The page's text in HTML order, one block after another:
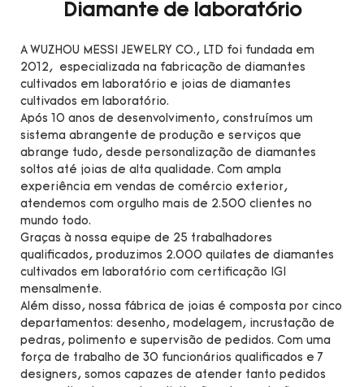
Diamante de laboratório
A WUZHOU MESSI JEWELRY CO., LTD foi fundada em
2012, especializada na fabricação de diamantes
cultivados em laboratório e joias de diamantes
cultivados em laboratório.
Após 10 anos de desenvolvimento, construímos um
sistema abrangente de produção e serviços que
abrange tudo, desde personalização de diamantes
soltos até joias de alta qualidade. Com ampla
experiência em vendas de comércio exterior,
atendemos com orgulho mais de 2.500 clientes no
mundo todo.
Graças à nossa equipe de 25 trabalhadores
qualificados, produzimos 2.000 quilates de diamantes
cultivados em laboratório com certificação IGI
mensalmente.
Além disso, nossa fábrica de joias é composta por cinco
departamentos: desenho, modelagem, incrustação de
pedras, polimento e supervisão de pedidos. Com uma
força de trabalho de 30 funcionários qualificados e 7
designers, somos capazes de atender tanto pedidos